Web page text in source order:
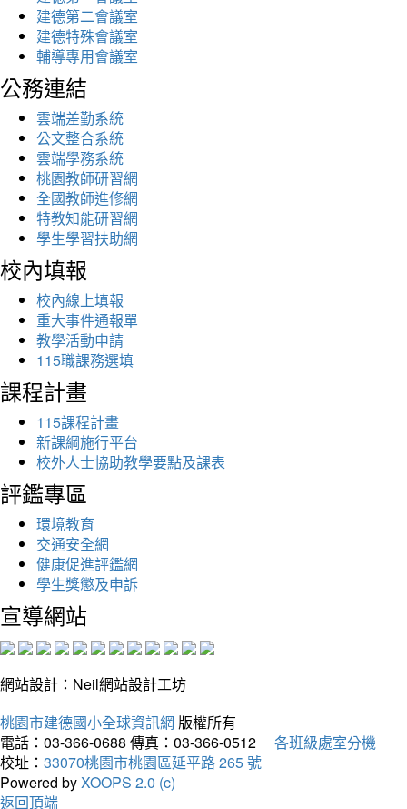
建德第二會議室
建德特殊會議室
輔導專用會議室
公務連結
雲端差勤系統
公文整合系統
雲端學務系統
桃園教師研習網
全國教師進修網
特教知能研習網
學生學習扶助網
校內填報
校內線上填報
重大事件通報單
教學活動申請
115職課務選填
課程計畫
115課程計畫
新課綱施行平台
校外人士協助教學要點及課表
評鑑專區
環境教育
交通安全網
健康促進評鑑網
學生獎懲及申訴
宣導網站
網站設計：Neil網站設計工坊
桃園市建德國小全球資訊網 版權所有
電話：03-366-0688 傳真：03-366-0512
各班級處室分機
校址： 33070桃園市桃園區延平路 265 號
Powered byXOOPS 2.0 (c)
返回頂端